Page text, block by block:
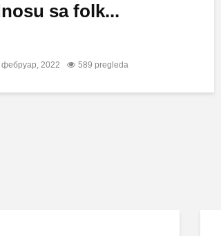
sa folk...
фебруар, 2022 589 pregleda